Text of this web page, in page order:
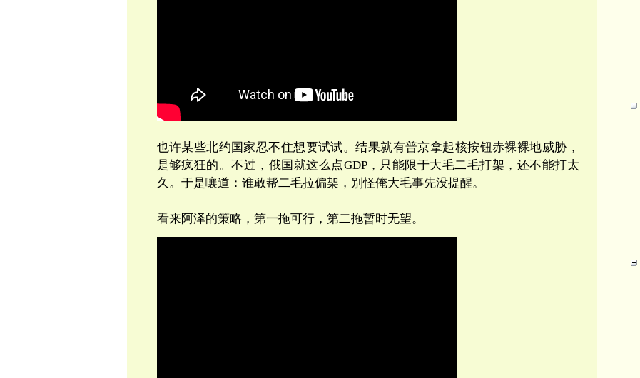
也许某些北约国家忍不住想要试试。结果就有普京拿起核按钮赤裸裸地威胁，
是够疯狂的。不过，俄国就这么点GDP，只能限于大毛二毛打架，还不能打太
久。于是嚷道：谁敢帮二毛拉偏架，别怪俺大毛事先没提醒。
看来阿泽的策略，第一拖可行，第二拖暂时无望。